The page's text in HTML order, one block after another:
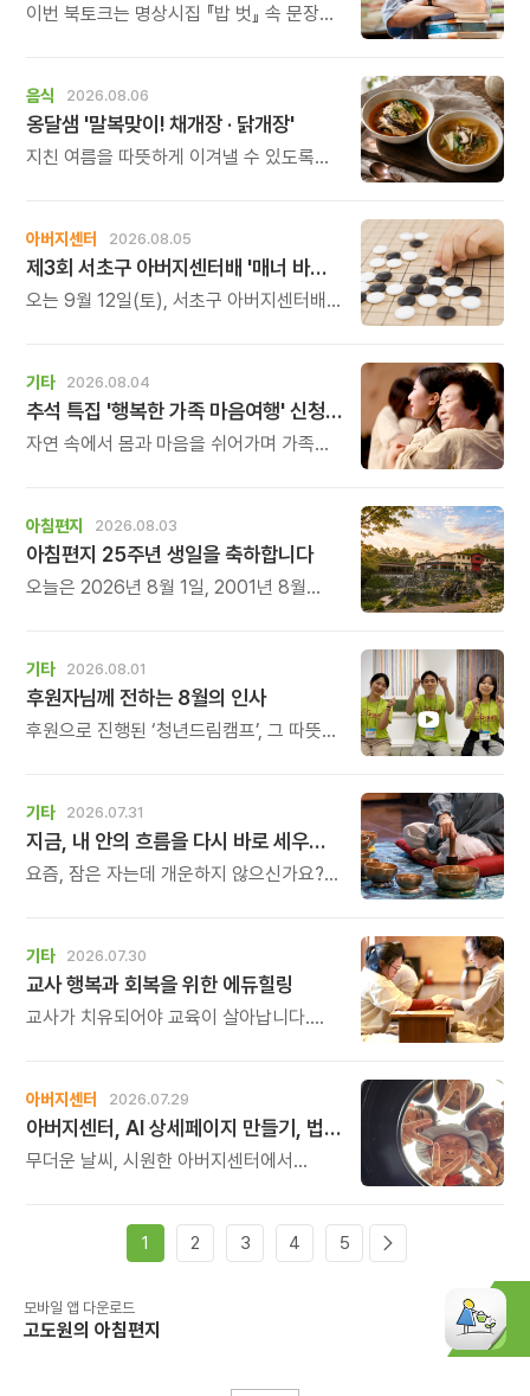
이번 북토크는 명상시집 『밥 벗』 속 문장을
음식 2026.08.06
옹달샘 '말복맞이! 채개장 · 닭개장'
지친 여름을 따뜻하게 이겨낼 수 있도록
아버지센터 2026.08.05
제3회 서초구 아버지센터배 '매너 바둑왕' 대회
오는 9월 12일(토), 서초구 아버지센터배
기타 2026.08.04
추석 특집 '행복한 가족 마음여행' 신청 안내
자연 속에서 몸과 마음을 쉬어가며 가족의
아침편지 2026.08.03
아침편지 25주년 생일을 축하합니다
오늘은 2026년 8월 1일, 2001년 8월
기타 2026.08.01
후원자님께 전하는 8월의 인사
후원으로 진행된 ‘청년드림캠프’, 그 따뜻한
기타 2026.07.31
지금, 내 안의 흐름을 다시 바로 세우고 싶다면
요즘, 잠은 자는데 개운하지 않으신가요?
쉬어도 회복되지 않는 건 몸이 아니라
‘에너지의 흐름’이 흐트러졌기 때문입니다.
기타 2026.07.30
교사 행복과 회복을 위한 에듀힐링
교사가 치유되어야 교육이 살아납니다.
교육의 중심에 있는 나 자신을 돌보고
회복하는 시간입니다. 누군가를 가르치기
위해 애써온 시간만큼, 이제는 자신을 위한
쉼과 치유의 시간을 선물해 보시기
아버지센터 2026.07.29
아버지센터, AI 상세페이지 만들기, 법인사용설명서, 사진 일일특강, 숏츠 만들기 등 8월 프로그램 신청하세요
무더운 날씨, 시원한 아버지센터에서
1 2 3 4 5
모바일 앱 다운로드
고도원의 아침편지